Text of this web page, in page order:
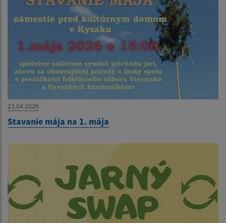
23.04.2026
Stavanie mája na 1. mája